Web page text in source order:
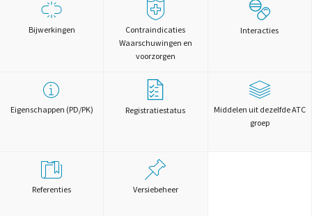
Bijwerkingen
Contraindicaties
Waarschuwingen en
voorzorgen
Interacties
Eigenschappen (PD/PK) Registratiestatus
Middelen uit dezelfde ATC
groep
Referenties Versiebeheer